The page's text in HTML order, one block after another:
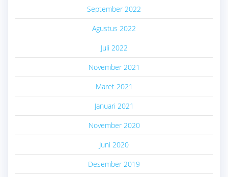
September 2022
Agustus 2022
Juli 2022
November 2021
Maret 2021
Januari 2021
November 2020
Juni 2020
Desember 2019